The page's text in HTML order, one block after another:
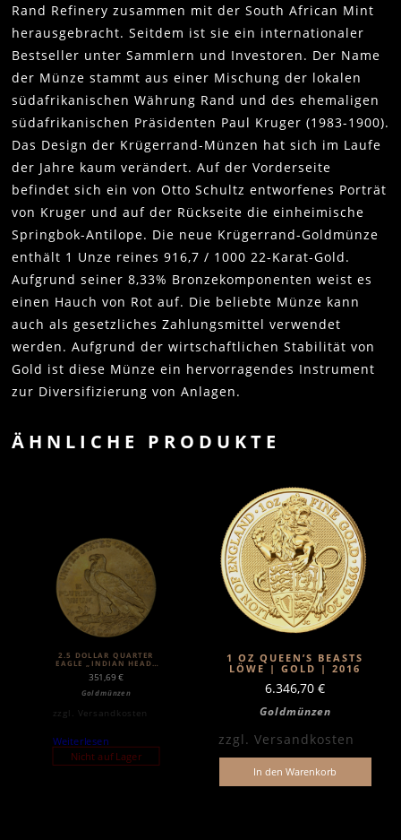
Rand Refinery zusammen mit der South African Mint
herausgebracht. Seitdem ist sie ein internationaler
Bestseller unter Sammlern und Investoren. Der Name
der Münze stammt aus einer Mischung der lokalen
südafrikanischen Währung Rand und des ehemaligen
südafrikanischen Präsidenten Paul Kruger (1983-1900).
Das Design der Krügerrand-Münzen hat sich im Laufe
der Jahre kaum verändert. Auf der Vorderseite
befindet sich ein von Otto Schultz entworfenes Porträt
von Kruger und auf der Rückseite die einheimische
Springbok-Antilope. Die neue Krügerrand-Goldmünze
enthält 1 Unze reines 916,7 / 1000 22-Karat-Gold.
Aufgrund seiner 8,33% Bronzekomponenten weist es
einen Hauch von Rot auf. Die beliebte Münze kann
auch als gesetzliches Zahlungsmittel verwendet
werden. Aufgrund der wirtschaftlichen Stabilität von
Gold ist diese Münze ein hervorragendes Instrument
zur Diversifizierung von Anlagen.
ÄHNLICHE PRODUKTE
2.5 DOLLAR QUARTER
EAGLE „INDIAN HEAD“
| GOLD | 1908-1929
351,69€
Goldmünzen
zzgl. Versandkosten
Weiterlesen
Nicht auf Lager
1 OZ QUEEN’S BEASTS
LÖWE | GOLD | 2016
6.346,70 €
Goldmünzen
zzgl. Versandkosten
In den Warenkorb